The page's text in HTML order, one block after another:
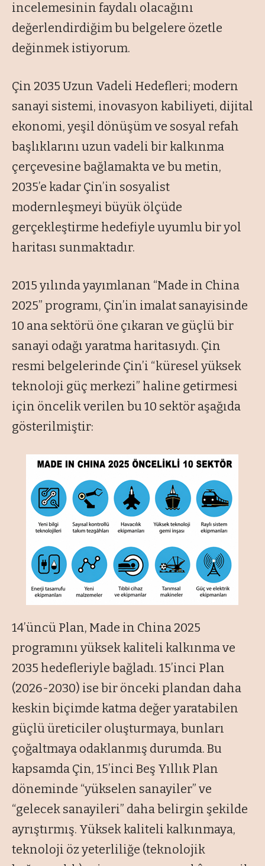
incelemesinin faydalı olacağını
değerlendirdiğim bu belgelere özetle
değinmek istiyorum.
Çin 2035 Uzun Vadeli Hedefleri; modern
sanayi sistemi, inovasyon kabiliyeti, dijital
ekonomi, yeşil dönüşüm ve sosyal refah
başlıklarını uzun vadeli bir kalkınma
çerçevesine bağlamakta ve bu metin,
2035’e kadar Çin’in sosyalist
modernleşmeyi büyük ölçüde
gerçekleştirme hedefiyle uyumlu bir yol
haritası sunmaktadır.
2015 yılında yayımlanan “Made in China
2025” programı, Çin’in imalat sanayisinde
10 ana sektörü öne çıkaran ve güçlü bir
sanayi odağı yaratma haritasıydı. Çin
resmi belgelerinde Çin’i “küresel yüksek
teknoloji güç merkezi” haline getirmesi
için öncelik verilen bu 10 sektör aşağıda
gösterilmiştir:
14’üncü Plan, Made in China 2025
programını yüksek kaliteli kalkınma ve
2035 hedefleriyle bağladı. 15’inci Plan
(2026-2030) ise bir önceki plandan daha
keskin biçimde katma değer yaratabilen
güçlü üreticiler oluşturmaya, bunları
çoğaltmaya odaklanmış durumda. Bu
kapsamda Çin, 15’inci Beş Yıllık Plan
döneminde “yükselen sanayiler” ve
“gelecek sanayileri” daha belirgin şekilde
ayrıştırmış. Yüksek kaliteli kalkınmaya,
teknoloji öz yeterliliğe (teknolojik